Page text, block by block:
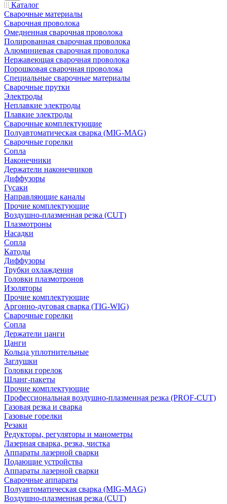
Каталог
Сварочные материалы
Сварочная проволока
Омедненная сварочная проволока
Полированная сварочная проволока
Алюминиевая сварочная проволока
Нержавеющая сварочная проволока
Порошковая сварочная проволока
Специальные сварочные материалы
Сварочные прутки
Электроды
Неплавкие электроды
Плавкие электроды
Сварочные комплектующие
Полуавтоматическая сварка (MIG-MAG)
Сварочные горелки
Сопла
Наконечники
Держатели наконечников
Диффузоры
Гусаки
Направляющие каналы
Прочие комплектующие
Воздушно-плазменная резка (CUT)
Плазмотроны
Насадки
Сопла
Катоды
Диффузоры
Трубки охлаждения
Головки плазмотронов
Изоляторы
Прочие комплектующие
Аргонно-дуговая сварка (TIG-WIG)
Сварочные горелки
Сопла
Держатели цанги
Цанги
Кольца уплотнительные
Заглушки
Головки горелок
Шланг-пакеты
Прочие комплектующие
Профессиональная воздушно-плазменная резка (PROF-CUT)
Газовая резка и сварка
Газовые горелки
Резаки
Редукторы, регуляторы и манометры
Лазерная сварка, резка, чистка
Аппараты лазерной сварки
Подающие устройства
Аппараты лазерной сварки
Сварочные аппараты
Полуавтоматическая сварка (MIG-MAG)
Воздушно-плазменная резка (CUT)